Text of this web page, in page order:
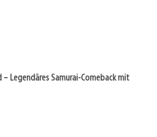
Legendäres Samurai-Comeback mit